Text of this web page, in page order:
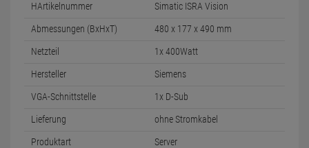
HArtikelnummer Simatic ISRA Vision
Abmessungen (BxHxT) 480 x 177 x 490 mm
Netzteil 1x 400Watt
Hersteller Siemens
VGA-Schnittstelle 1x D-Sub
Lieferung ohne Stromkabel
Produktart Server